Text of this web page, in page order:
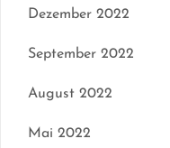
Dezember 2022
September 2022
August 2022
Mai 2022